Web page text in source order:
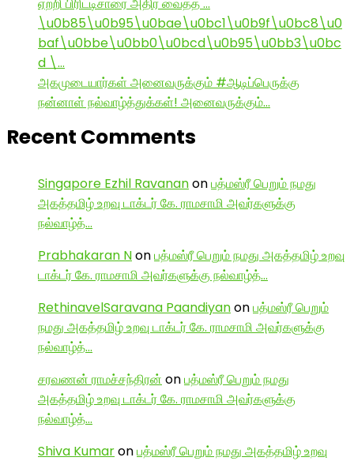
\u0b85\u0b95\u0bae\u0bc1\u0b9f\u0bc8\u0
baf\u0bbe\u0bb0\u0bcd\u0b95\u0bb3\u0bc
d \…
அகமுடையார்கள் அனைவருக்கும் #ஆடிப்பெருக்கு
நன்னாள் நல்வாழ்த்துக்கள்! அனைவருக்கும்…
Recent Comments
Singapore Ezhil Ravananonபத்மஸ்ரீ பெறும் நமது
அகத்தமிழ் உறவு டாக்டர் கே. ராமசாமி அவர்களுக்கு
நல்வாழ்த்…
Prabhakaran Nonபத்மஸ்ரீ பெறும் நமது அகத்தமிழ் உறவு
டாக்டர் கே. ராமசாமி அவர்களுக்கு நல்வாழ்த்…
RethinavelSaravana Paandiyanonபத்மஸ்ரீ பெறும்
நமது அகத்தமிழ் உறவு டாக்டர் கே. ராமசாமி அவர்களுக்கு
நல்வாழ்த்…
சரவணன் ராமச்சந்திரன் onபத்மஸ்ரீ பெறும் நமது
அகத்தமிழ் உறவு டாக்டர் கே. ராமசாமி அவர்களுக்கு
நல்வாழ்த்…
Shiva Kumaronபத்மஸ்ரீ பெறும் நமது அகத்தமிழ் உறவு